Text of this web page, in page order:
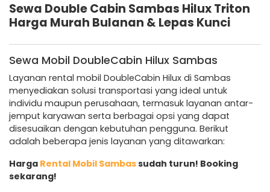
Sewa Double Cabin Sambas Hilux Triton
Harga Murah Bulanan & Lepas Kunci
Sewa Mobil DoubleCabin Hilux Sambas
Layanan rental mobil DoubleCabin Hilux di Sambas
menyediakan solusi transportasi yang ideal untuk
individu maupun perusahaan, termasuk layanan antar-
jemput karyawan serta berbagai opsi yang dapat
disesuaikan dengan kebutuhan pengguna. Berikut
adalah beberapa jenis layanan yang ditawarkan:
Harga Rental Mobil Sambassudah turun! Booking
sekarang!